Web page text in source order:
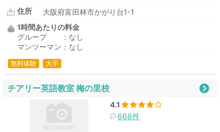
住所
大阪府富田林市かがり台1-1
1時間あたりの料金
グループ ：なし
マンツーマン：なし
無料体験 大手
チアリー英語教室 梅の里校
4.1
668件